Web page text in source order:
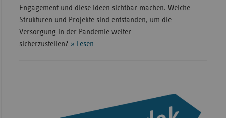
Engagement und diese Ideen sichtbar machen. Welche
Strukturen und Projekte sind entstanden, um die
Versorgung in der Pandemie weiter
sicherzustellen? » Lesen